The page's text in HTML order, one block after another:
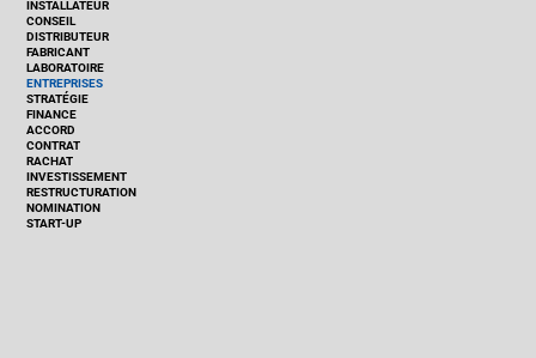
INSTALLATEUR
CONSEIL
DISTRIBUTEUR
FABRICANT
LABORATOIRE
ENTREPRISES
STRATÉGIE
FINANCE
ACCORD
CONTRAT
RACHAT
INVESTISSEMENT
RESTRUCTURATION
NOMINATION
START-UP